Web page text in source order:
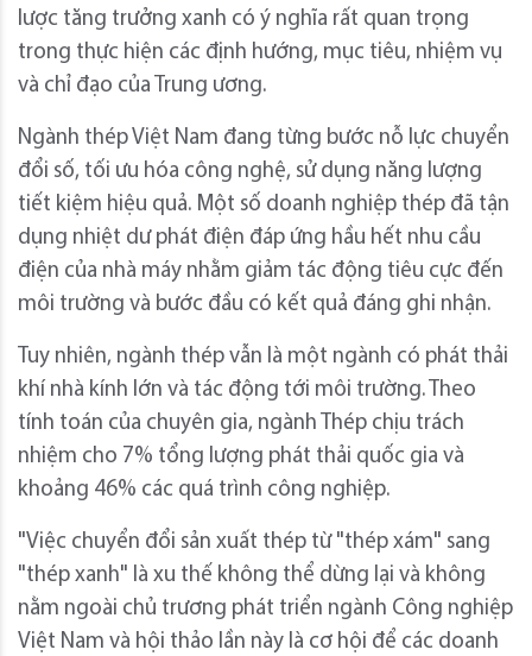
lược tăng trưởng xanh có ý nghĩa rất quan trọng
trong thực hiện các định hướng, mục tiêu, nhiệm vụ
và chỉ đạo của Trung ương.
Ngành thép Việt Nam đang từng bước nỗ lực chuyển
đổi số, tối ưu hóa công nghệ, sử dụng năng lượng
tiết kiệm hiệu quả. Một số doanh nghiệp thép đã tận
dụng nhiệt dư phát điện đáp ứng hầu hết nhu cầu
điện của nhà máy nhằm giảm tác động tiêu cực đến
môi trường và bước đầu có kết quả đáng ghi nhận.
Tuy nhiên, ngành thép vẫn là một ngành có phát thải
khí nhà kính lớn và tác động tới môi trường. Theo
tính toán của chuyên gia, ngành Thép chịu trách
nhiệm cho 7% tổng lượng phát thải quốc gia và
khoảng 46% các quá trình công nghiệp.
"Việc chuyển đổi sản xuất thép từ "thép xám" sang
"thép xanh" là xu thế không thể dừng lại và không
nằm ngoài chủ trương phát triển ngành Công nghiệp
Việt Nam và hội thảo lần này là cơ hội để các doanh